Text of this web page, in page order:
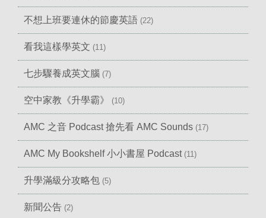
不想上班要連休的節慶英語 (22)
看我這樣學英文 (11)
七步驟養成英文腦 (7)
空中家教《升學霸》 (10)
AMC 之音 Podcast 搶先看 AMC Sounds (17)
AMC My Bookshelf 小小書屋 Podcast (11)
升學滿級分攻略包 (5)
新聞公告 (2)